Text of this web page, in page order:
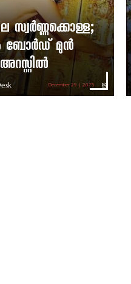
സ്വർണ്ണക്കൊള്ള;
ബോർഡ് മുൻ
December 29 | 2025